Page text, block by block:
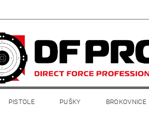
PISTOLE PUŠKY BROKOVNICE